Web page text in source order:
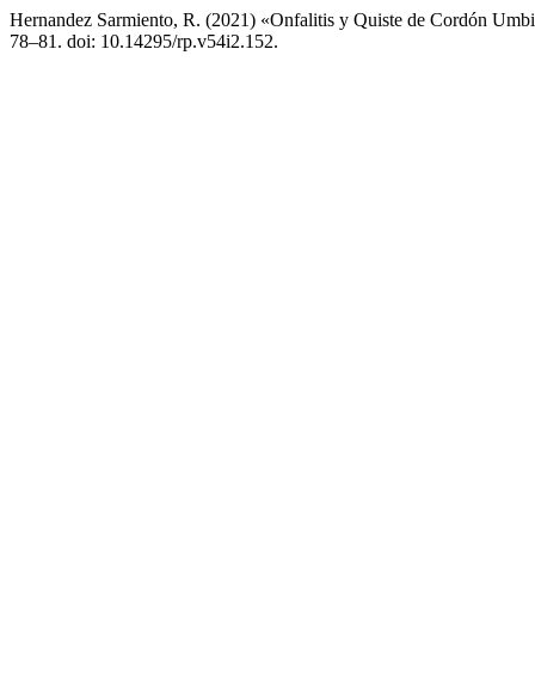
Hernandez Sarmiento, R. (2021) «Onfalitis y Quiste de Cordón
78–81. doi: 10.14295/rp.v54i2.152.